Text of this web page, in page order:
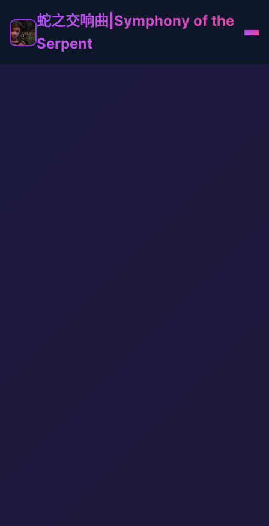
蛇之交响曲|Symphony of the
Serpent